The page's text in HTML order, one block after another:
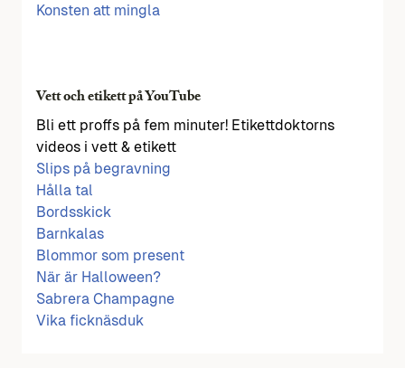
Konsten att mingla
Vett och etikett på YouTube
Bli ett proffs på fem minuter! Etikettdoktorns
videos i vett & etikett
Slips på begravning
Hålla tal
Bordsskick
Barnkalas
Blommor som present
När är Halloween?
Sabrera Champagne
Vika ficknäsduk